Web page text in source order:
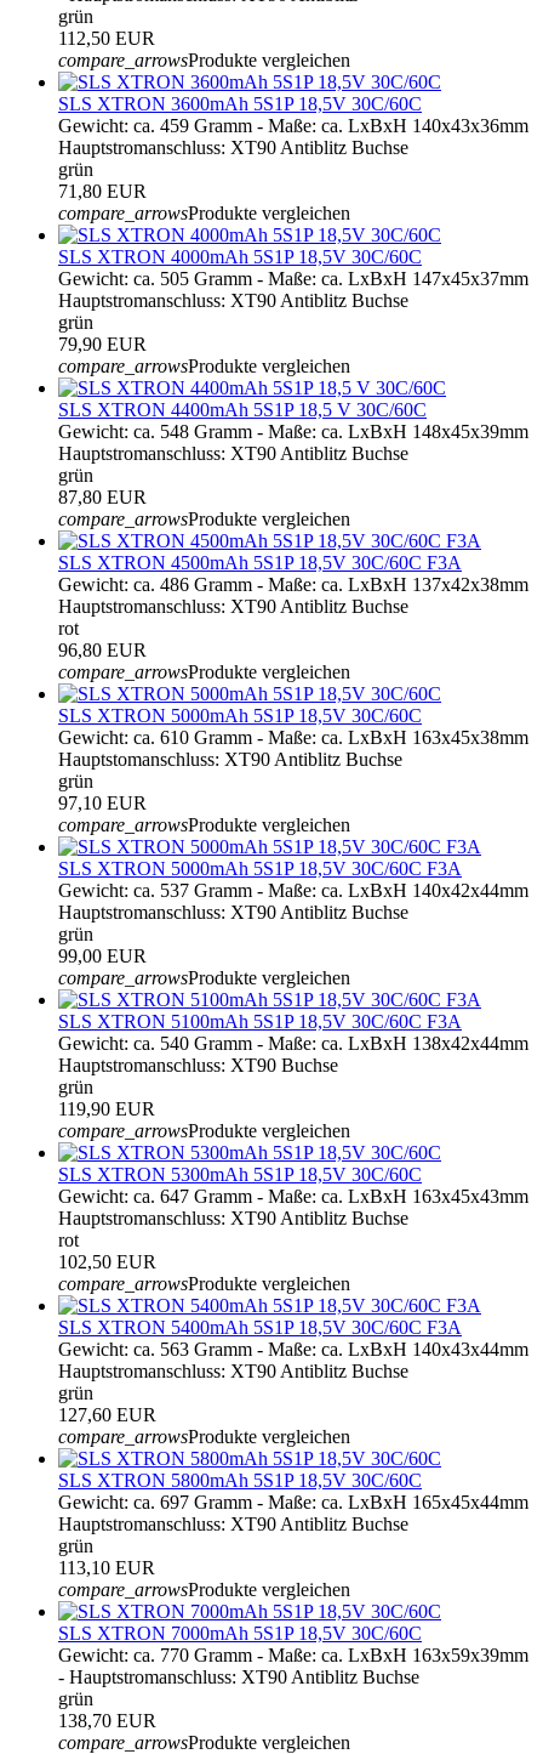
grün
112,50 EUR
compare_arrowsProdukte vergleichen
SLS XTRON 3600mAh 5S1P 18,5V 30C/60C
Gewicht: ca. 459 Gramm - Maße: ca. LxBxH 140x43x36mm
Hauptstromanschluss: XT90 Antiblitz Buchse
grün
71,80 EUR
compare_arrowsProdukte vergleichen
SLS XTRON 4000mAh 5S1P 18,5V 30C/60C
Gewicht: ca. 505 Gramm - Maße: ca. LxBxH 147x45x37mm
Hauptstromanschluss: XT90 Antiblitz Buchse
grün
79,90 EUR
compare_arrowsProdukte vergleichen
SLS XTRON 4400mAh 5S1P 18,5 V 30C/60C
Gewicht: ca. 548 Gramm - Maße: ca. LxBxH 148x45x39mm
Hauptstromanschluss: XT90 Antiblitz Buchse
grün
87,80 EUR
compare_arrowsProdukte vergleichen
SLS XTRON 4500mAh 5S1P 18,5V 30C/60C F3A
Gewicht: ca. 486 Gramm - Maße: ca. LxBxH 137x42x38mm
Hauptstromanschluss: XT90 Antiblitz Buchse
rot
96,80 EUR
compare_arrowsProdukte vergleichen
SLS XTRON 5000mAh 5S1P 18,5V 30C/60C
Gewicht: ca. 610 Gramm - Maße: ca. LxBxH 163x45x38mm
Hauptstomanschluss: XT90 Antiblitz Buchse
grün
97,10 EUR
compare_arrowsProdukte vergleichen
SLS XTRON 5000mAh 5S1P 18,5V 30C/60C F3A
Gewicht: ca. 537 Gramm - Maße: ca. LxBxH 140x42x44mm
Hauptstromanschluss: XT90 Antiblitz Buchse
grün
99,00 EUR
compare_arrowsProdukte vergleichen
SLS XTRON 5100mAh 5S1P 18,5V 30C/60C F3A
Gewicht: ca. 540 Gramm - Maße: ca. LxBxH 138x42x44mm
Hauptstromanschluss: XT90 Buchse
grün
119,90 EUR
compare_arrowsProdukte vergleichen
SLS XTRON 5300mAh 5S1P 18,5V 30C/60C
Gewicht: ca. 647 Gramm - Maße: ca. LxBxH 163x45x43mm
Hauptstromanschluss: XT90 Antiblitz Buchse
rot
102,50 EUR
compare_arrowsProdukte vergleichen
SLS XTRON 5400mAh 5S1P 18,5V 30C/60C F3A
Gewicht: ca. 563 Gramm - Maße: ca. LxBxH 140x43x44mm
Hauptstromanschluss: XT90 Antiblitz Buchse
grün
127,60 EUR
compare_arrowsProdukte vergleichen
SLS XTRON 5800mAh 5S1P 18,5V 30C/60C
Gewicht: ca. 697 Gramm - Maße: ca. LxBxH 165x45x44mm
Hauptstromanschluss: XT90 Antiblitz Buchse
grün
113,10 EUR
compare_arrowsProdukte vergleichen
SLS XTRON 7000mAh 5S1P 18,5V 30C/60C
Gewicht: ca. 770 Gramm - Maße: ca. LxBxH 163x59x39mm
- Hauptstromanschluss: XT90 Antiblitz Buchse
grün
138,70 EUR
compare_arrowsProdukte vergleichen